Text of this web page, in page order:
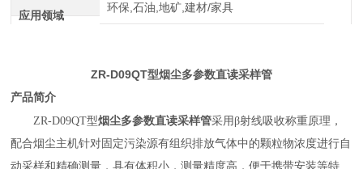
应用领域
环保,石油,地矿,建材/家具
ZR-D09QT型烟尘多参数直读采样管
产品简介
ZR-D09QT型烟尘多参数直读采样管采用 β射线吸收称重原理，
配合烟尘主机针对固定污染源有组织排放气体中的颗粒物浓度进行自
动采样和精确测量，具有体积小，测量精度高，便于携带安装等特